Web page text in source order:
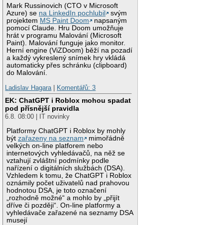
Mark Russinovich (CTO v Microsoft
Azure) se na LinkedIn pochlubil
svým
projektem MS Paint Doom
napsaným
pomocí Claude. Hru Doom umožňuje
hrát v programu Malování (Microsoft
Paint). Malování funguje jako monitor.
Herní engine (ViZDoom) běží na pozadí
a každý vykreslený snímek hry vkládá
automaticky přes schránku (clipboard)
do Malování.
Ladislav Hagara
Komentářů: 3
EK: ChatGPT i Roblox mohou spadat
pod přísnější pravidla
6.8. 08:00 | IT novinky
Platformy ChatGPT i Roblox by mohly
býtzařazeny na seznam
mimořádně
velkých on-line platforem nebo
internetových vyhledávačů, na něž se
vztahují zvláštní podmínky podle
nařízení o digitálních službách (DSA).
Vzhledem k tomu, že ChatGPT i Roblox
oznámily počet uživatelů nad prahovou
hodnotou DSA, je toto označení
„rozhodně možné“ a mohlo by „přijít
dříve či později“. On-line platformy a
vyhledávače zařazené na seznamy DSA
musejí